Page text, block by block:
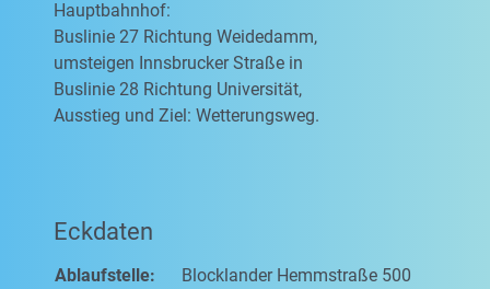
Hauptbahnhof:
Buslinie 27 Richtung Weidedamm,
umsteigen Innsbrucker Straße in
Buslinie 28 Richtung Universität,
Ausstieg und Ziel: Wetterungsweg.
Eckdaten
Ablaufstelle:
Blocklander Hemmstraße 500